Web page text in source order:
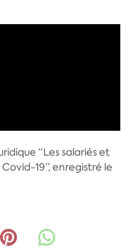
“Les salariés et
19”, enregistré le